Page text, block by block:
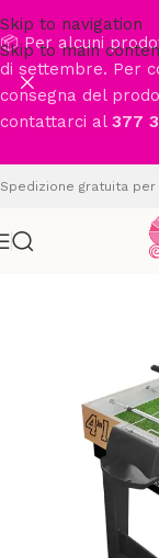
Skip to navigation
Skip to main
📦 Per alcuni
di settembre. Per
consegna del
contattarci al 377
Spedizione gratuita